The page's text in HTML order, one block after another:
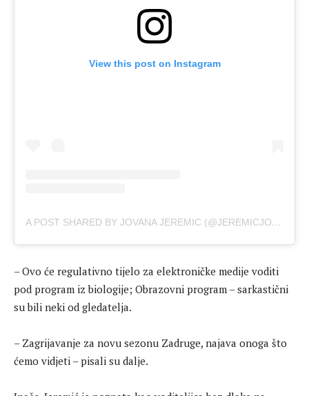
View this post on Instagram
A POST SHARED BY JOVANA JEREMIC (@JEREMICJOVANA)
– Ovo će regulativno tijelo za elektroničke medije voditi
pod program iz biologije; Obrazovni program – sarkastični
su bili neki od gledatelja.
– Zagrijavanje za novu sezonu Zadruge, najava onoga što
ćemo vidjeti – pisali su dalje.